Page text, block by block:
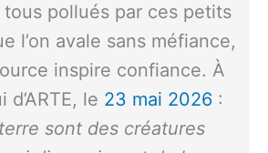
tous pollués par ces petits
l’on avale sans méfiance,
inspire confiance. À
d’ARTE, le 23 mai 2026 :
sont des créatures